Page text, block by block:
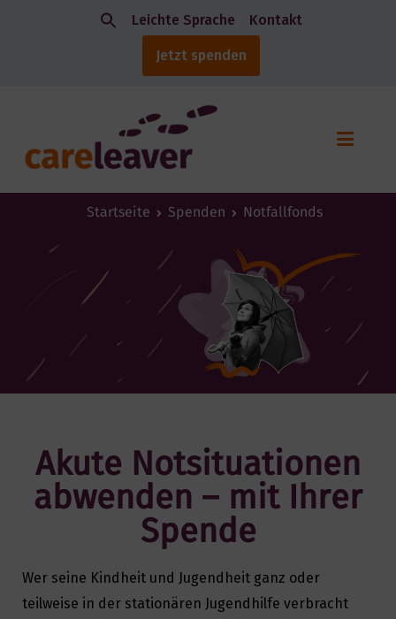
Leichte Sprache Kontakt
Jetzt spenden
Startseite Spenden Notfallfonds
Akute Notsituationen
abwenden – mit Ihrer
Spende
Wer seine Kindheit und Jugendheit ganz oder
teilweise in der stationären Jugendhilfe verbracht